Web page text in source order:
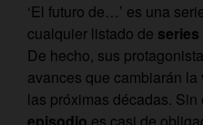
‘El futuro de…’ es una
cualquier listado de
De hecho, sus
avances que cambiarán
las próximas décadas. Sin